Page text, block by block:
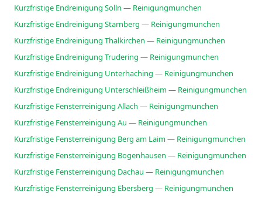
Kurzfristige Endreinigung Solln — Reinigungmunchen
Kurzfristige Endreinigung Starnberg — Reinigungmunchen
Kurzfristige Endreinigung Thalkirchen — Reinigungmunchen
Kurzfristige Endreinigung Trudering — Reinigungmunchen
Kurzfristige Endreinigung Unterhaching — Reinigungmunchen
Kurzfristige Endreinigung Unterschleißheim — Reinigungmunchen
Kurzfristige Fensterreinigung Allach — Reinigungmunchen
Kurzfristige Fensterreinigung Au — Reinigungmunchen
Kurzfristige Fensterreinigung Berg am Laim — Reinigungmunchen
Kurzfristige Fensterreinigung Bogenhausen — Reinigungmunchen
Kurzfristige Fensterreinigung Dachau — Reinigungmunchen
Kurzfristige Fensterreinigung Ebersberg — Reinigungmunchen